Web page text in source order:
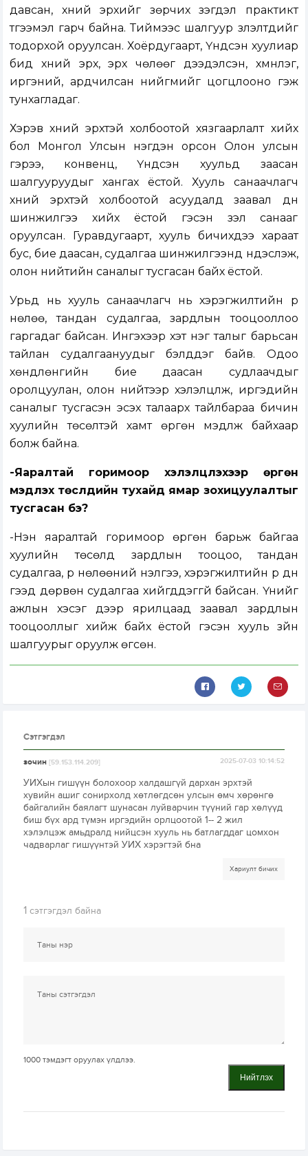
давсан, хүний эрхийг зөрчих үзэгдэл практикт
түгээмэл гарч байна. Тиймээс шалгуур үзүүлэлтүүдийг
тодорхой оруулсан. Хоёрдугаарт, Үндсэн хуулиар
бид хүний эрх, эрх чөлөөг дээдэлсэн, хүмүүнлэг,
иргэний, ардчилсан нийгмийг цогцлооно гэж
тунхагладаг.
Хэрэв хүний эрхтэй холбоотой хязгаарлалт хийх
бол Монгол Улсын нэгдэн орсон Олон улсын
гэрээ, конвенц, Үндсэн хуульд заасан
шалгууруудыг хангах ёстой. Хууль санаачлагч
хүний эрхтэй холбоотой асуудалд заавал дүн
шинжилгээ хийх ёстой гэсэн үзэл санааг
оруулсан. Гуравдугаарт, хууль бичихдээ хараат
бус, бие даасан, судалгаа шинжилгээнд үндэслэж,
олон нийтийн саналыг тусгасан байх ёстой.
Урьд нь хууль санаачлагч нь хэрэгжилтийн үр
нөлөө, тандан судалгаа, зардлын тооцооллоо
гаргадаг байсан. Ингэхээр хэт нэг талыг барьсан
тайлан судалгаануудыг бэлддэг байв. Одоо
хөндлөнгийн бие даасан судлаачдыг
оролцуулан, олон нийтээр хэлэлцүүлж, иргэдийн
саналыг тусгасэн эсэх талаарх тайлбараа бичин
хуулийн төсөлтэй хамт өргөн мэдүүлж байхаар
болж байна.
-Яаралтай горимоор хэлэлцүүлэхээр өргөн
мэдүүлэх төслүүдийн тухайд ямар зохицуулалтыг
тусгасан бэ?
-Нэн яаралтай горимоор өргөн барьж байгаа
хуулийн төсөлд зардлын тооцоо, тандан
судалгаа, үр нөлөөний үнэлгээ, хэрэгжилтийн үр дүн
гээд дөрвөн судалгаа хийгддэггүй байсан. Үүнийг
ажлын хэсэг дээр ярилцаад заавал зардлын
тооцооллыг хийж байх ёстой гэсэн хууль зүйн
шалгуурыг оруулж өгсөн.
Сэтгэгдэл
зочин[59.153.114.209] 2025-07-03 10:14:52
УИХын гишүүн болохоор халдашгүй дархан эрхтэй
хувийн ашиг сонирхолд хөтлөгдсөн улсын өмч хөрөнгө
байгалийн баялагт шунасан луйварчин түүний гар хөлүүд
биш бүх ард түмэн иргэдийн орлцоотой 1-- 2 жил
хэлэлцэж амьдралд нийцсэн хууль нь батлагддаг цомхон
чадварлаг гишүүнтэй УИХ хэрэгтэй бна
Хариулт бичих
1 сэтгэгдэл байна
1000 тэмдэгт оруулах үлдлээ.
Нийтлэх